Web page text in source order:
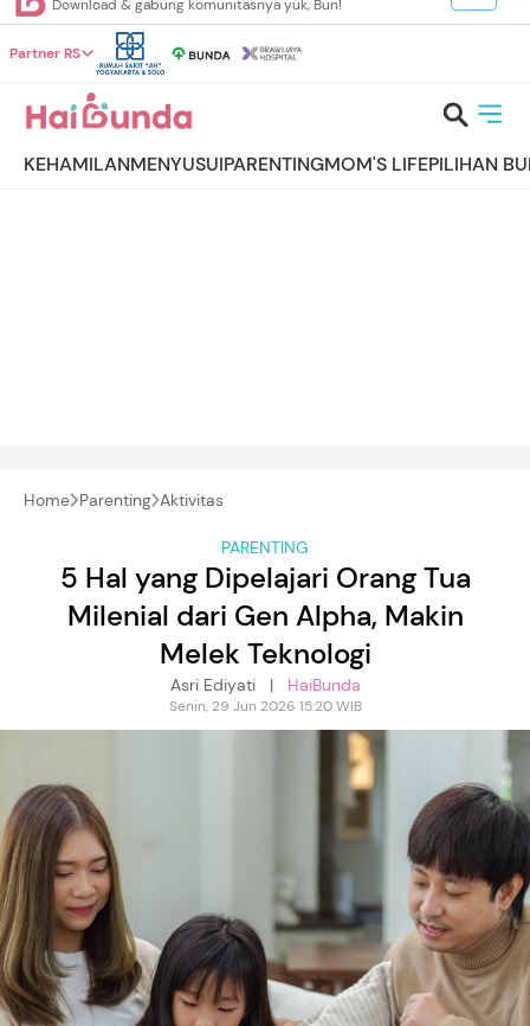
Download & gabung komunitasnya yuk, Bun!
Partner RS
KEHAMILANMENYUSUIPARENTINGMOM'S LIFEPILIHAN
Home Parenting Aktivitas
PARENTING
5 Hal yang Dipelajari Orang Tua
Milenial dari Gen Alpha, Makin
Melek Teknologi
Asri Ediyati | HaiBunda
Senin, 29 Jun 2026 15:20 WIB